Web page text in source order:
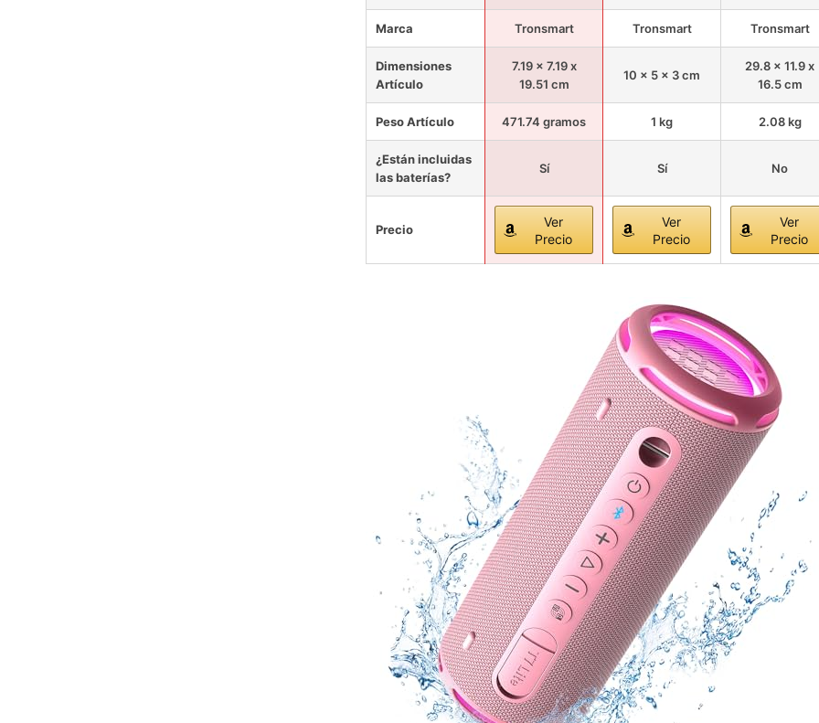
Marca Tronsmart Tronsmart Tronsmart
Dimensiones
Artículo
7.19 x 7.19 x
19.51 cm
10 x 5 x 3 cm
29.8 x 11.9 x
16.5 cm
Peso Artículo 471.74 gramos 1 kg 2.08 kg
¿Están incluidas
las baterías?
Sí Sí No
Precio
Ver
Precio
Ver
Precio
Ver
Precio